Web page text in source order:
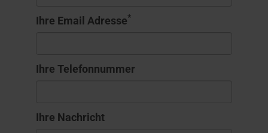
Ihre Email Adresse*
Ihre Telefonnummer
Ihre Nachricht